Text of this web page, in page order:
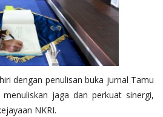
dengan penulisan buka jurnal Tamu
jaga dan perkuat sinergi,
NKRI.